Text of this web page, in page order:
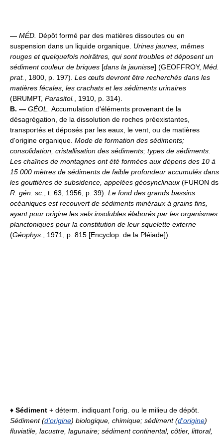
— MÉD. Dépôt formé par des matières dissoutes ou en
suspension dans un liquide organique. Urines jaunes, mêmes
rouges et quelquefois noirâtres, qui sont troubles et déposent un
sédiment couleur de briques [dans la jaunisse] (GEOFFROY, Méd.
prat.
, 1800, p. 197). Les œufs devront être recherchés dans les
matières fécales, les crachats et les sédiments urinaires
(BRUMPT, Parasitol.
, 1910, p. 314).
B. — GÉOL. Accumulation d'éléments provenant de la
désagrégation, de la dissolution de roches préexistantes,
transportés et déposés par les eaux, le vent, ou de matières
d'origine organique. Mode de formation des sédiments;
consolidation, cristallisation des sédiments; types de sédiments.
Les chaînes de montagnes ont été formées aux dépens des 10 à
15 000 mètres de sédiments de faible profondeur accumulés dans
les gouttières de subsidence, appelées géosynclinaux (FURON ds
R. gén. sc.
, t. 63, 1956, p. 39). Le fond des grands bassins
océaniques est recouvert de sédiments minéraux à grains fins,
ayant pour origine les sels insolubles élaborés par les organismes
planctoniques pour la constitution de leur squelette externe
(Géophys. , 1971, p. 815 [Encyclop. de la Pléiade]).
♦ Sédiment + déterm. indiquant l'orig. ou le milieu de dépôt.
Sédiment (d'origine) biologique, chimique; sédiment (d'origine)
fluviatile, lacustre, lagunaire; sédiment continental, côtier, littoral,